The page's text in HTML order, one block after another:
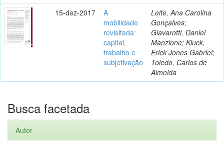
15-dez-2017
A
mobilidade
revisitada:
capital,
trabalho e
subjetivação
Leite, Ana Carolina
Gonçalves;
Giavarotti, Daniel
Manzione; Kluck,
Erick Jones Gabriel;
Toledo, Carlos de
Almeida
Busca facetada
Autor